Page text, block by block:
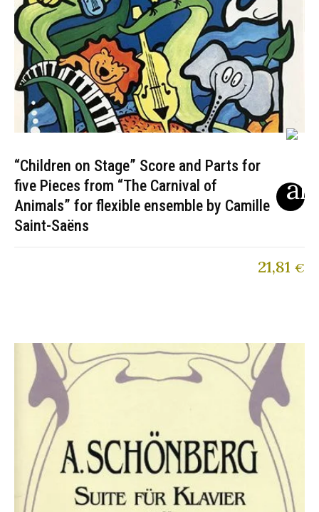
“Children on Stage” Score and Parts for
five Pieces from “The Carnival of
Animals” for flexible ensemble by Camille
Saint-Saëns
21,81 €